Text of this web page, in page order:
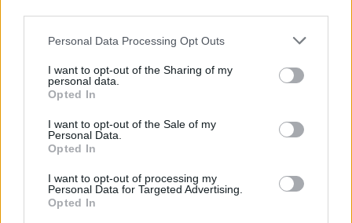
Personal Data Processing Opt Outs
I want to opt-out of the Sharing of my
personal data.
Opted In
I want to opt-out of the Sale of my
Personal Data.
Opted In
I want to opt-out of processing my
Personal Data for Targeted Advertising.
Opted In
dermatologia. Cykliczne spotkania
stanowią doskonałą okazję do wymiany
na dostęp do najnowszej wiedzy.
dziś:https://zakazneireumatologia.pl/register
prelegentów dermatologów. Manifestacje
skórne chorób zakaźnych i reumatycznych są